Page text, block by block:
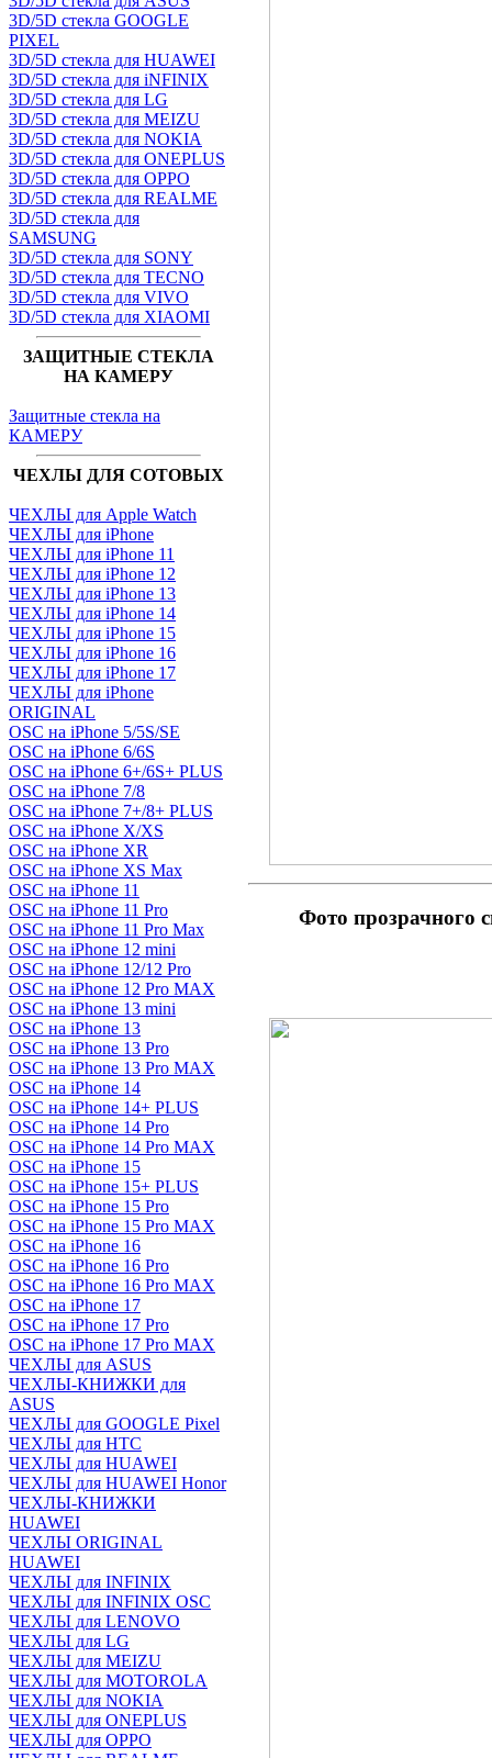
3D/5D стекла GOOGLE
PIXEL
3D/5D стекла для HUAWEI
3D/5D стекла для iNFINIX
3D/5D стекла для LG
3D/5D стекла для MEIZU
3D/5D стекла для NOKIA
3D/5D стекла для ONEPLUS
3D/5D стекла для OPPO
3D/5D стекла для REALME
3D/5D стекла для
SAMSUNG
3D/5D стекла для SONY
3D/5D стекла для TECNO
3D/5D стекла для VIVO
3D/5D стекла для XIAOMI
ЗАЩИТНЫЕ СТЕКЛА
НА КАМЕРУ
Защитные стекла на
КАМЕРУ
ЧЕХЛЫ ДЛЯ СОТОВЫХ
ЧЕХЛЫ для Apple Watch
ЧЕХЛЫ для iPhone
ЧЕХЛЫ для iPhone 11
ЧЕХЛЫ для iPhone 12
ЧЕХЛЫ для iPhone 13
ЧЕХЛЫ для iPhone 14
ЧЕХЛЫ для iPhone 15
ЧЕХЛЫ для iPhone 16
ЧЕХЛЫ для iPhone 17
ЧЕХЛЫ для iPhone
ORIGINAL
OSC на iPhone 5/5S/SE
OSC на iPhone 6/6S
OSC на iPhone 6+/6S+ PLUS
OSC на iPhone 7/8
OSC на iPhone 7+/8+ PLUS
OSC на iPhone X/XS
OSC на iPhone XR
OSC на iPhone XS Max
OSC на iPhone 11
OSC на iPhone 11 Pro
OSC на iPhone 11 Pro Max
OSC на iPhone 12 mini
OSC на iPhone 12/12 Pro
OSC на iPhone 12 Pro MAX
OSC на iPhone 13 mini
OSC на iPhone 13
OSC на iPhone 13 Pro
OSC на iPhone 13 Pro MAX
OSC на iPhone 14
OSC на iPhone 14+ PLUS
OSC на iPhone 14 Pro
OSC на iPhone 14 Pro MAX
OSC на iPhone 15
OSC на iPhone 15+ PLUS
OSC на iPhone 15 Pro
OSC на iPhone 15 Pro MAX
OSC на iPhone 16
OSC на iPhone 16 Pro
OSC на iPhone 16 Pro MAX
OSC на iPhone 17
OSC на iPhone 17 Pro
OSC на iPhone 17 Pro MAX
ЧЕХЛЫ для ASUS
ЧЕХЛЫ-КНИЖКИ для
ASUS
ЧЕХЛЫ для GOOGLE Pixel
ЧЕХЛЫ для HTC
ЧЕХЛЫ для HUAWEI
ЧЕХЛЫ для HUAWEI Honor
ЧЕХЛЫ-КНИЖКИ
HUAWEI
ЧЕХЛЫ ORIGINAL
HUAWEI
ЧЕХЛЫ для INFINIX
ЧЕХЛЫ для INFINIX OSC
ЧЕХЛЫ для LENOVO
ЧЕХЛЫ для LG
ЧЕХЛЫ для MEIZU
ЧЕХЛЫ для MOTOROLA
ЧЕХЛЫ для NOKIA
ЧЕХЛЫ для ONEPLUS
ЧЕХЛЫ для OPPO
Фото прозрачного